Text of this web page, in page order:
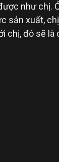
như chị.
sản xuất,
chị, đó sẽ là